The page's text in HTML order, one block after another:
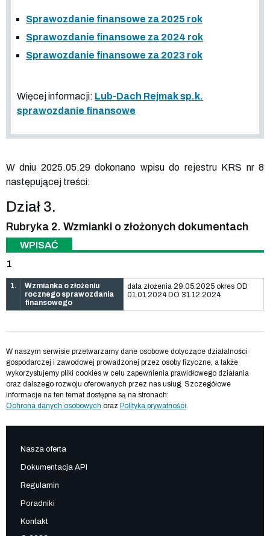
Sprawozdanie finansowe za 2025 rok
Sprawozdanie finansowe za 2024 rok
Sprawozdanie finansowe za 2023 rok
Więcej informacji: Lub-Dach Rejmak sp.k.
sprawozdanie finansowe
W dniu 2025.05.29 dokonano wpisu do rejestru KRS nr 8
następującej treści:
Dział 3.
Rubryka 2. Wzmianki o złożonych dokumentach
WPISAĆ
1
1.
Wzmianka o złożeniu
rocznego sprawozdania
finansowego
data złożenia 29.05.2025 okres OD
01.01.2024 DO 31.12.2024
W naszym serwisie przetwarzamy dane osobowe dotyczące działalności
gospodarczej i zawodowej prowadzonej przez osoby fizyczne, a także
wykorzystujemy pliki cookies w celu zapewnienia prawidłowego działania
oraz dalszego rozwoju oferowanych przez nas usług. Szczegółowe
informacje na ten temat dostępne są na stronach:
Ochrona danych osobowych oraz Polityka prywatności
Nasza oferta
Dokumentacja API
Regulamin
Poradniki
Kontakt